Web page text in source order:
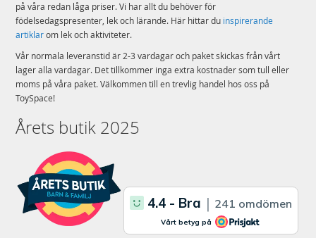
på våra redan låga priser. Vi har allt du behöver för
födelsedagspresenter, lek och lärande. Här hittar du inspirerande
artiklarom lek och aktiviteter.
Vår normala leveranstid är 2-3 vardagar och paket skickas från vårt
lager alla vardagar. Det tillkommer inga extra kostnader som tull eller
moms på våra paket. Välkommen till en trevlig handel hos oss på
ToySpace!
Årets butik 2025